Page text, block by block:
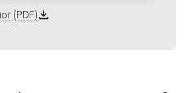
имеют единый профиль
и легко сочетаются в одном
и дверей координируется
(PDF)